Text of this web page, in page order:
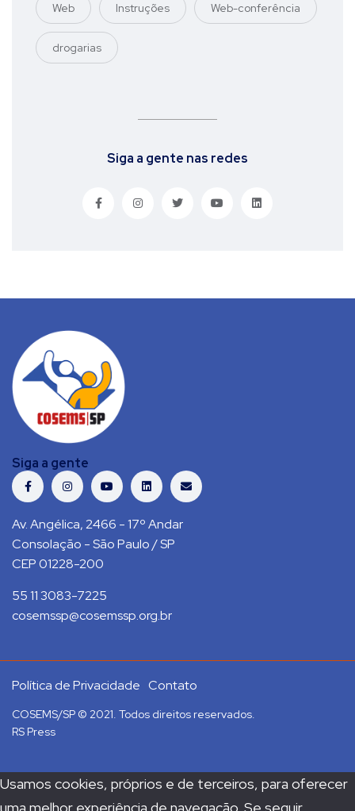
Web Instruções Web-conferência
drogarias
Siga a gente nas redes
Siga a gente
Av. Angélica, 2466 - 17º Andar
Consolação - São Paulo / SP
CEP 01228-200
55 11 3083-7225
cosemssp@cosemssp.org.br
Política de Privacidade Contato
COSEMS/SP © 2021. Todos direitos reservados.
RS Press
Usamos cookies, próprios e de terceiros, para oferecer